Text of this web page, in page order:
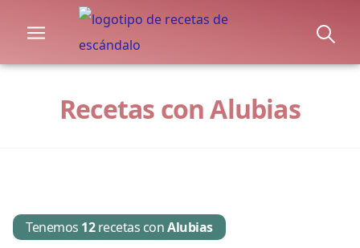
Recetas con Alubias
Tenemos 12recetas conAlubias